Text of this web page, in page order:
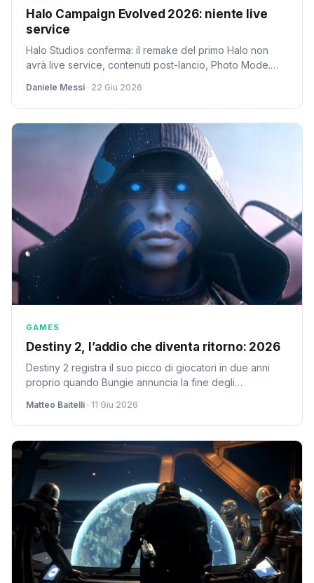
Halo Campaign Evolved 2026: niente live
service
Halo Studios conferma: il remake del primo Halo non
avrà live service, contenuti post-lancio, Photo Mode.
Daniele Messi · 22 Giu 2026
GAMES
Destiny 2, l’addio che diventa ritorno: 2026
Destiny 2 registra il suo picco di giocatori in due anni
proprio quando Bungie annuncia la fine degli
paradosso che racconta parecchio sul 2026.
Matteo Baitelli · 11 Giu 2026